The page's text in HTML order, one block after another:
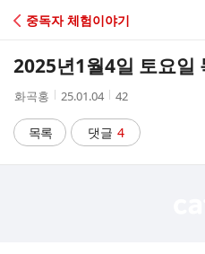
C
A
중독자 체험이야기
2025년1월4일 토요일
작
자
화곡홍
작
시
간
25.01.04
조
수
42
목록 댓글 4